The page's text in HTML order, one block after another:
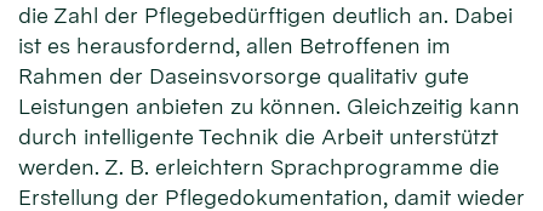
die Zahl der Pflegebedürftigen deutlich an. Dabei
ist es herausfordernd, allen Betroffenen im
Rahmen der Daseinsvorsorge qualitativ gute
Leistungen anbieten zu können. Gleichzeitig kann
durch intelligente Technik die Arbeit unterstützt
werden. Z. B. erleichtern Sprachprogramme die
Erstellung der Pflegedokumentation, damit wieder